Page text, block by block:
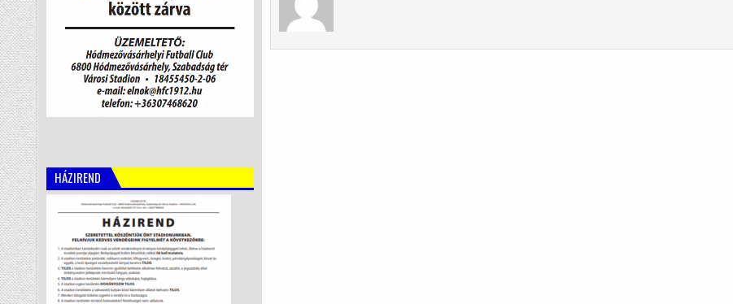
HÁZIREND